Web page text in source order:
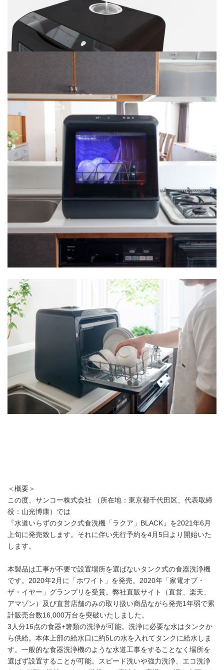
＜概要＞
この度、サンコー株式会社 （所在地：東京都千代田区、代表取締
役：山光博康）では
『水道いらずのタンク式食洗機「ラクア」BLACK』を2021年6月
上旬に発売致します。それに伴い先行予約を4月5日より開始いた
します。
本製品は工事が不要で設置場所を選ばないタンク式の食器洗浄機
です。2020年2月に「ホワイト」を発売。2020年「家電オブ・
ザ・イヤー」グランプリを受賞。弊社直販サイト（直営、楽天、
アマゾン）及び直営店舗のみの取り扱い商品ながら発売1年弱で累
計販売台数16,000万台を突破いたしました。
3人分16点の食器+箸類の洗浄が可能。洗浄に必要な水はタンクか
ら供給。本体上部の給水口に約5Lの水を入れてタンクに給水しま
す。一般的な食器洗浄機のような水道工事をすることなく場所を
選ばず設置することが可能。スピード洗いや強力洗浄、エコ洗浄